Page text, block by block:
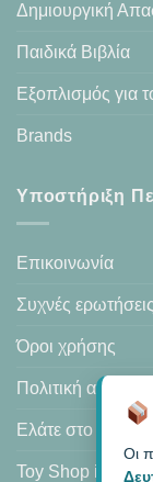
Δημιουργική
Παιδικά Βιβλία
Εξοπλισμός για
Brands
Υποστήριξη
Επικοινωνία
Συχνές ερωτήσεις
Όροι χρήσης
Πολιτική
Ελάτε στο
Toy Shop in
Οι